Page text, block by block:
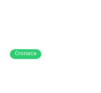
Cronaca